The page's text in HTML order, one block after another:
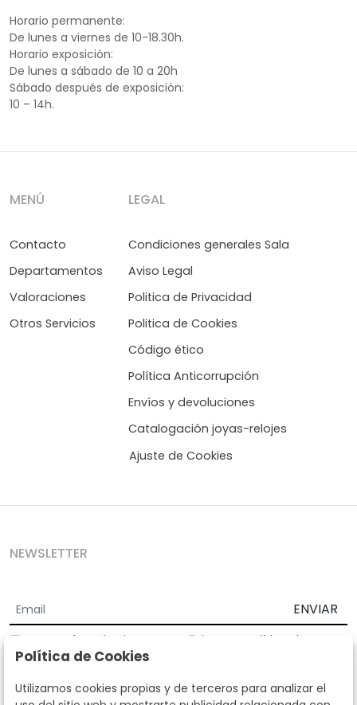
Horario permanente:
De lunes a viernes de 10-18.30h.
Horario exposición:
De lunes a sábado de 10 a 20h
Sábado después de exposición:
10 – 14h.
MENÚ
Contacto
Departamentos
Valoraciones
Otros Servicios
LEGAL
Condiciones generales Sala
Aviso Legal
Politica de Privacidad
Politica de Cookies
Código ético
Política Anticorrupción
Envíos y devoluciones
Catalogación joyas-relojes
Ajuste de Cookies
NEWSLETTER
ENVIAR
Acepto los Términos y Condiciones
Política de
privacidad
Según la LOPD y disposiciones de desarrollo, informamos que sus
datos personales serán tratados por parte de Subastas Segre con la
Política de Cookies
Utilizamos cookies propias y de terceros para analizar el